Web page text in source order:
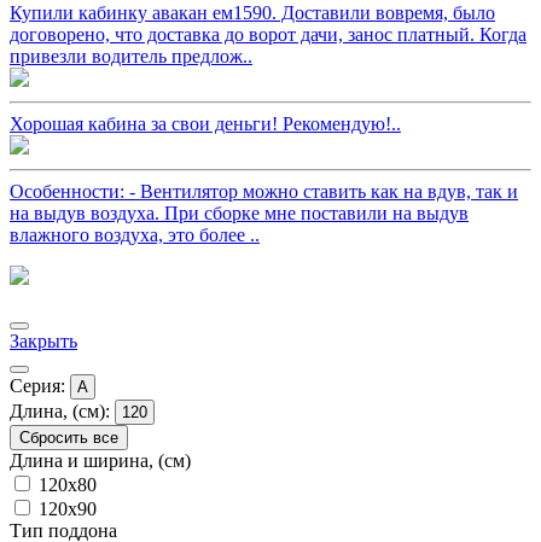
Купили кабинку авакан ем1590. Доставили вовремя, было
договорено, что доставка до ворот дачи, занос платный. Когда
привезли водитель предлож..
Хорошая кабина за свои деньги! Рекомендую!..
Особенности: - Вентилятор можно ставить как на вдув, так и
на выдув воздуха. При сборке мне поставили на выдув
влажного воздуха, это более ..
Закрыть
Серия: A
Длина, (см):
120
Сбросить все
Длина и ширина, (см)
120x80
120x90
Тип поддона